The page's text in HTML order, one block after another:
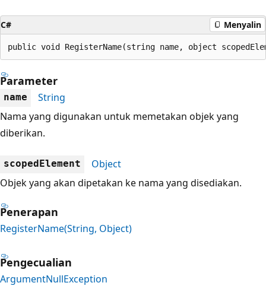
C# Menyalin
public void RegisterName(string name, object
Parameter
name
String
Nama yang digunakan untuk memetakan objek yang
diberikan.
scopedElement
Object
Objek yang akan dipetakan ke nama yang disediakan.
Penerapan
RegisterName(String, Object)
Pengecualian
ArgumentNullException